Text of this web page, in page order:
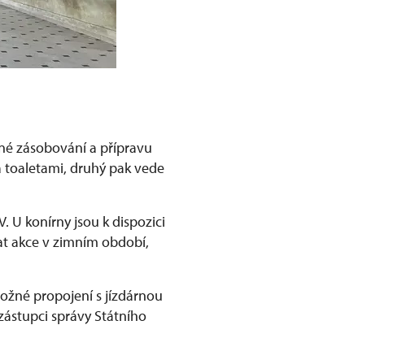
zásobování a přípravu
toaletami, druhý pak vede
U konírny jsou k dispozici
akce v zimním období,
propojení s jízdárnou
správy Státního